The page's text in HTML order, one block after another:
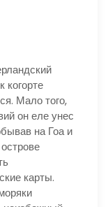
когорте
Мало того,
он еле унес
на Гоа и
карты.